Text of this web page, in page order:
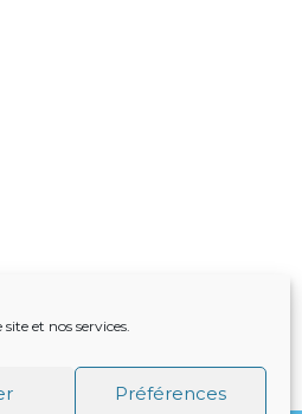
et nos services.
Préférences
CABINET CONTACT